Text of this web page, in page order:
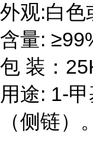
外观:白色
含量:
包 装：
用途: 1-
（侧链）。